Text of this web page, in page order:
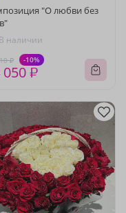
"О любви без
В наличии
₽ -10%
050 ₽